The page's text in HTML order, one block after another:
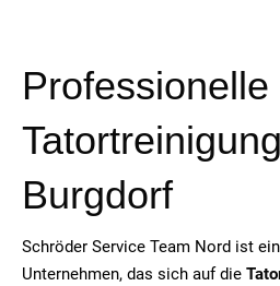
Professionelle
Burgdorf
Schröder Service Team Nord ist
Unternehmen, das sich auf die